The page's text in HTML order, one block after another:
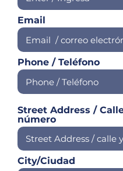
Email
Phone / Teléfono
Street Address /
número
City/Ciudad